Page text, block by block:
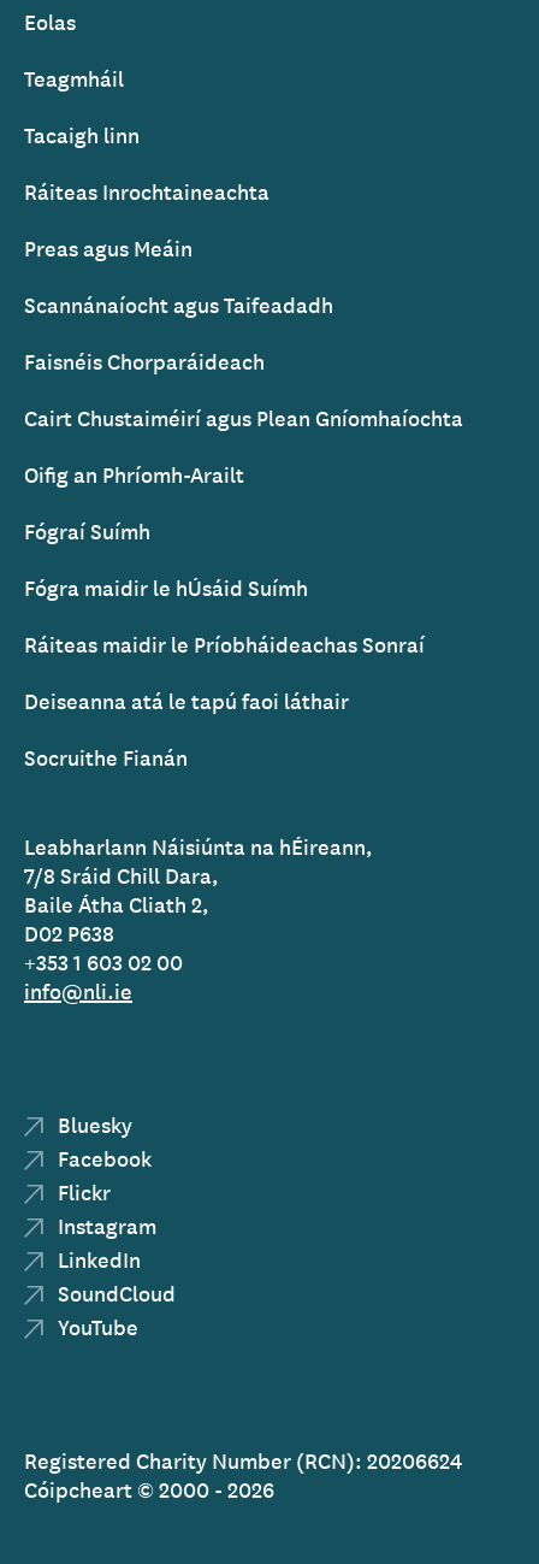
Footer
Eolas
Teagmháil
Tacaigh linn
Ráiteas Inrochtaineachta
Preas agus Meáin
Scannánaíocht agus Taifeadadh
Faisnéis Chorparáideach
Cairt Chustaiméirí agus Plean Gníomhaíochta
Oifig an Phríomh-Arailt
Fógraí Suímh
Fógra maidir le hÚsáid Suímh
Ráiteas maidir le Príobháideachas Sonraí
Deiseanna atá le tapú faoi láthair
Socruithe Fianán
Leabharlann Náisiúnta na hÉireann,
7/8 Sráid Chill Dara,
Baile Átha Cliath 2,
D02 P638
+353 1 603 02 00
info@nli.ie
Bluesky
Facebook
Flickr
Instagram
LinkedIn
SoundCloud
YouTube
Registered Charity Number (RCN): 20206624
Cóipcheart © 2000 - 2026